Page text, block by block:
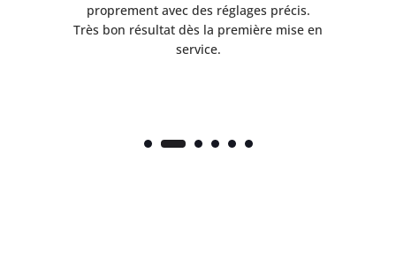
proprement avec des réglages précis.
Très bon résultat dès la première mise en
service.